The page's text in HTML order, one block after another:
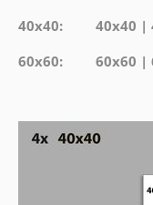
40x40: 40x40 |
60x60: 60x60 |